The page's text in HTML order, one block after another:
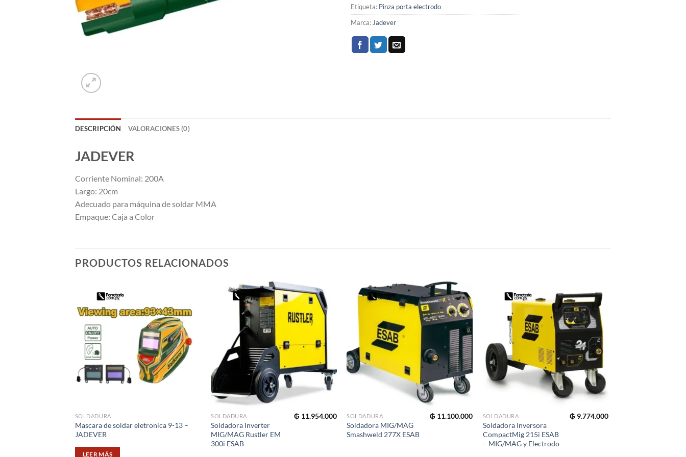
Etiqueta: Pinza porta electrodo
Marca: Jadever
DESCRIPCIÓN VALORACIONES (0)
JADEVER
Corriente Nominal: 200A
Largo: 20cm
Adecuado para máquina de soldar MMA
Empaque: Caja a Color
PRODUCTOS RELACIONADOS
SOLDADURA
Mascara de soldar eletronica 9-13 –
JADEVER
LEER MÁS
SOLDADURA
Soldadora Inverter
MIG/MAG Rustler EM
300i ESAB
₲ 11.954.000 SOLDADURA
Soldadora MIG/MAG
Smashweld 277X ESAB
₲ 11.100.000 SOLDADURA
Soldadora Inversora
CompactMig 215i ESAB
– MIG/MAG y Electrodo
₲ 9.774.000